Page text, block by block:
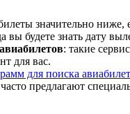
значительно ниже,
вы будете знать дату
: такие
для вас.
для поиска
предлагают